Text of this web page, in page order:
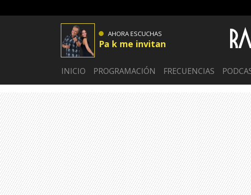
AHORA ESCUCHAS
Pa k me invitan
INICIO PROGRAMACIÓN FRECUENCIAS